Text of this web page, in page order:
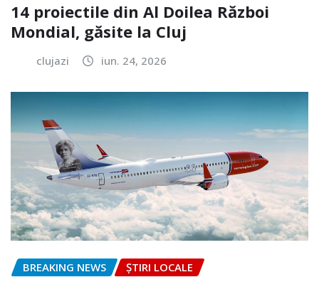
14 proiectile din Al Doilea Război
Mondial, găsite la Cluj
clujazi iun. 24, 2026
BREAKING NEWS ȘTIRI LOCALE